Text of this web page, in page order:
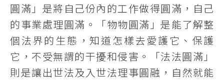
圓滿」是將自己份內的工作做得圓滿，自己
的事業處理圓滿。「物物圓滿」是能了解整
個法界的生態，知道怎樣去愛護它、保護
它，不受無謂的干擾和侵害。「法法圓滿」
則是讓出世法及入世法理事圓融，自然就能